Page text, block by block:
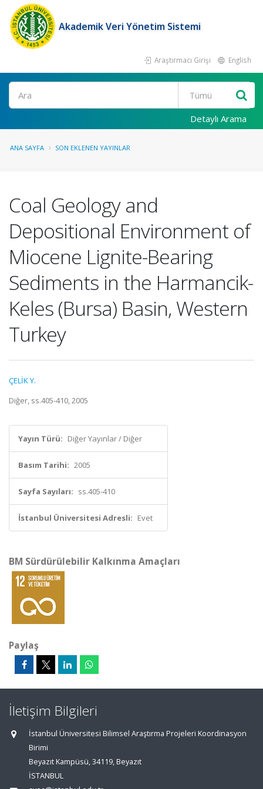
Akademik Veri Yönetim Sistemi
Araştırmacı Girişi English
Ara
Detaylı Arama
ANA SAYFA SON EKLENEN YAYINLAR
Coal Geology and
Depositional Environment of
Miocene Lignite-Bearing
Sediments in the Harmancik-
Keles (Bursa) Basin, Western
Turkey
ÇELİK Y.
Diğer, ss.405-410, 2005
Yayın Türü: Diğer Yayınlar / Diğer
Basım Tarihi: 2005
Sayfa Sayıları: ss.405-410
İstanbul Üniversitesi Adresli: Evet
BM Sürdürülebilir Kalkınma Amaçları
Paylaş
İletişim Bilgileri
İstanbul Üniversitesi Bilimsel Araştırma Projeleri Koordinasyon
Birimi
Beyazıt Kampüsü, 34119, Beyazıt
İSTANBUL